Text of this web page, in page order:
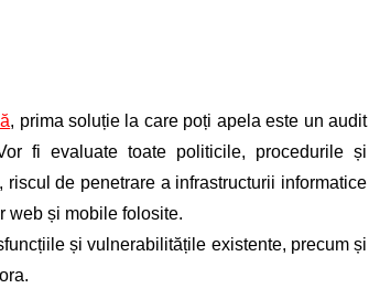
, prima soluție la care poți apela este un audit
fi evaluate toate politicile, procedurile și
de penetrare a infrastructurii informatice
web și mobile folosite.
și vulnerabilitățile existente, precum și